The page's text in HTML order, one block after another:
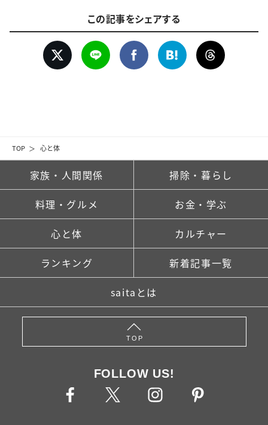
TOP 心と体
この記事をシェアする
家族・人間関係 掃除・暮らし
料理・グルメ お金・学ぶ
心と体 カルチャー
ランキング 新着記事一覧
saitaとは
TOP
FOLLOW US!